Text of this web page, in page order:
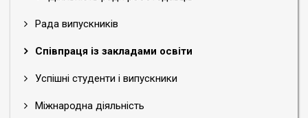
Рада випускників
Співпраця із закладами освіти
Успішні студенти і випускники
Міжнародна діяльність